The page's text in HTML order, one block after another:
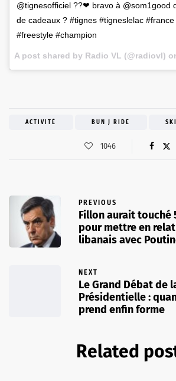
@tignesofficiel ??❤ bravo à @som1good
de cadeaux ? #tignes #tigneslelac
#freestyle #champion
A post shared by Radio VL (@radiovl)
ACTIVITÉ BUN J RIDE SKI
1046
PREVIOUS
Fillon aurait
pour mettre en
libanais avec
NEXT
Le Grand Débat de
Présidentielle :
prend enfin forme
Related